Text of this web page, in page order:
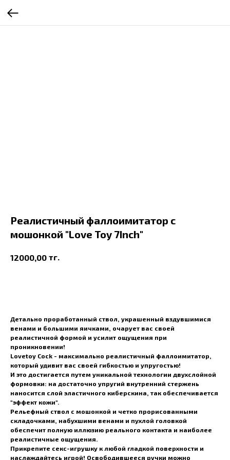
Реалистичный фаллоимитатор с
мошонкой "Love Toy 7Inch"
12000,00 тг.
Детально проработанный ствол, украшенный вздувшимися
венами и большими яичками, очарует вас своей
реалистичной формой и усилит ощущения при
проникновении!
Lovetoy Cock - максимально реалистичный фаллоимитатор,
который удивит вас своей гибкостью и упругостью!
И это достигается путем уникальной технологии двухслойной
формовки: на достаточно упругий внутренний стержень
наносится слой эластичного киберскина, так обеспечивается
"эффект кожи".
Рельефный ствол с мошонкой и четко прорисованными
складочками, набухшими венами и пухлой головкой
обеспечит полную иллюзию реального контакта и наиболее
реалистичные ощущения.
Прикрепите секс-игрушку к любой гладкой поверхности и
наслаждайтесь игрой! Освободившееся ручки можно